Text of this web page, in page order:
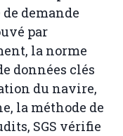
demande
par
la norme
données clés
du navire,
la méthode de
SGS vérifie